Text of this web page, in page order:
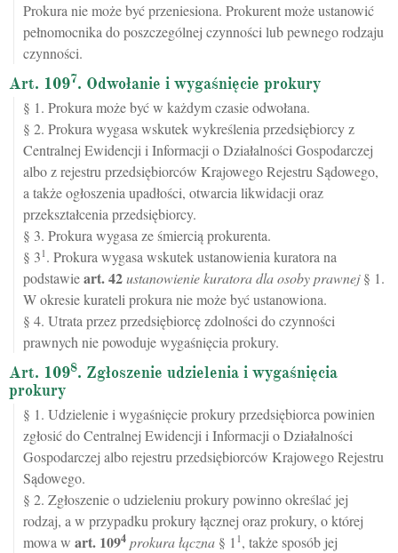
Prokura nie może być przeniesiona. Prokurent może ustanowić
pełnomocnika do poszczególnej czynności lub pewnego rodzaju
czynności.
Art. 1097. Odwołanie i wygaśnięcie prokury
§ 1. Prokura może być w każdym czasie odwołana.
§ 2. Prokura wygasa wskutek wykreślenia przedsiębiorcy z
Centralnej Ewidencji i Informacji o Działalności Gospodarczej
albo z rejestru przedsiębiorców Krajowego Rejestru Sądowego,
a także ogłoszenia upadłości, otwarcia likwidacji oraz
przekształcenia przedsiębiorcy.
§ 3. Prokura wygasa ze śmiercią prokurenta.
§ 31. Prokura wygasa wskutek ustanowienia kuratora na
podstawieart.42ustanowienie kuratora dla osoby prawnej§ 1.
W okresie kurateli prokura nie może być ustanowiona.
§ 4. Utrata przez przedsiębiorcę zdolności do czynności
prawnych nie powoduje wygaśnięcia prokury.
Art. 1098. Zgłoszenie udzielenia i wygaśnięcia
prokury
§ 1. Udzielenie i wygaśnięcie prokury przedsiębiorca powinien
zgłosić do Centralnej Ewidencji i Informacji o Działalności
Gospodarczej albo rejestru przedsiębiorców Krajowego Rejestru
Sądowego.
§ 2. Zgłoszenie o udzieleniu prokury powinno określać jej
rodzaj, a w przypadku prokury łącznej oraz prokury, o której
mowa w art. 1094 prokura łączna § 1 1, także sposób jej